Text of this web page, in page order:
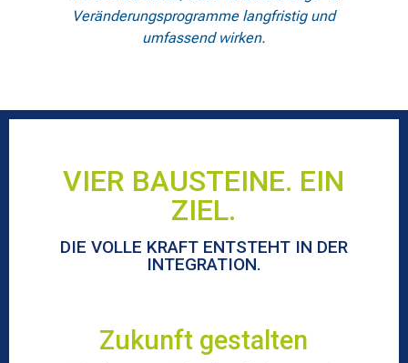
Veränderungsprogramme langfristig und
umfassend wirken.
VIER BAUSTEINE. EIN
ZIEL.
DIE VOLLE KRAFT ENTSTEHT IN DER
INTEGRATION.
Zukunft gestalten